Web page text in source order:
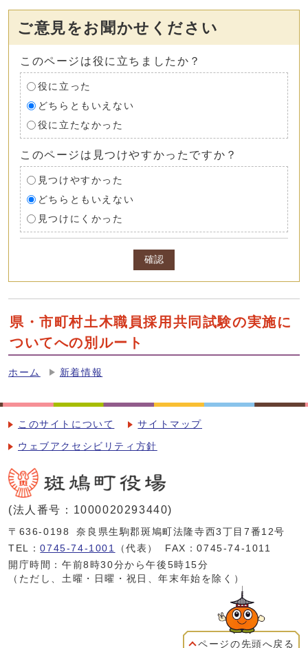
ご意見をお聞かせください
このページは役に立ちましたか？
役に立った
どちらともいえない
役に立たなかった
このページは見つけやすかったですか？
見つけやすかった
どちらともいえない
見つけにくかった
確認
県・市町村土木職員採用共同試験の実施に
ついてへの別ルート
ホーム 新着情報
このサイトについて サイトマップ
ウェブアクセシビリティ方針
(法人番号：1000020293440)
〒636-0198
奈良県生駒郡斑鳩町法隆寺西3丁目7番12号
TEL：0745-74-1001 （代表）
FAX：0745-74-1011
開庁時間：午前8時30分から午後5時15分
（ただし、土曜・日曜・祝日、年末年始を除く）
ページの先頭へ戻る